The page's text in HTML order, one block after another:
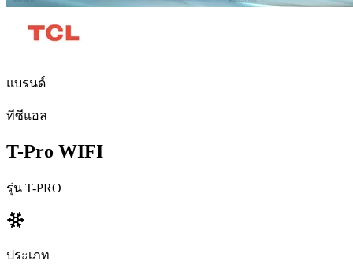
แบรนด์
ทีซีแอล
T-Pro WIFI
รุ่น T-PRO
ประเภท